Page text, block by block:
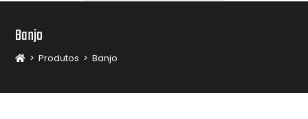
Banjo
> Produtos > Banjo